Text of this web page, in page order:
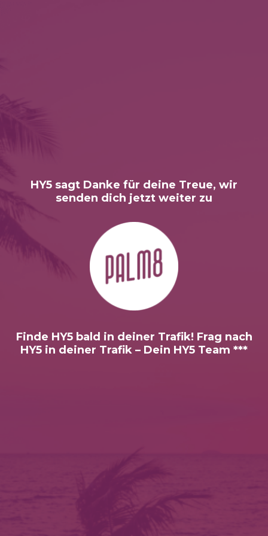
HY5 sagt Danke für deine Treue, wir
senden dich jetzt weiter zu
Finde HY5 bald in deiner Trafik! Frag nach
HY5 in deiner Trafik – Dein HY5 Team ***